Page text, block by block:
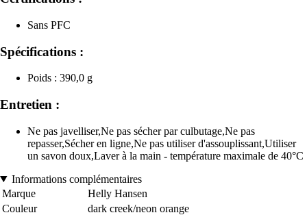
Sans PFC
Spécifications :
Poids : 390,0 g
Entretien :
Ne pas javelliser,Ne pas sécher par culbutage,Ne pas
repasser,Sécher en ligne,Ne pas utiliser d'assouplissant,Utiliser
un savon doux,Laver à la main - température maximale de 40°C
Informations complémentaires
Marque
Helly Hansen
Couleur
dark creek/neon orange